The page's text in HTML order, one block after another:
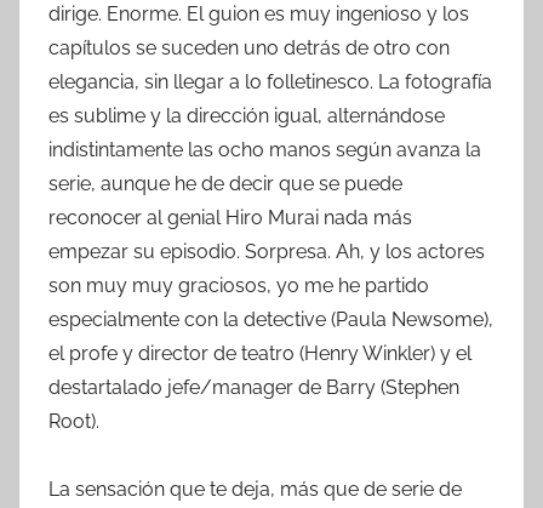
dirige. Enorme. El guion es muy ingenioso y los
capítulos se suceden uno detrás de otro con
elegancia, sin llegar a lo folletinesco. La fotografía
es sublime y la dirección igual, alternándose
indistintamente las ocho manos según avanza la
serie, aunque he de decir que se puede
reconocer al genial Hiro Murai nada más
empezar su episodio. Sorpresa. Ah, y los actores
son muy muy graciosos, yo me he partido
especialmente con la detective (Paula Newsome),
el profe y director de teatro (Henry Winkler) y el
destartalado jefe/manager de Barry (Stephen
Root).
La sensación que te deja, más que de serie de